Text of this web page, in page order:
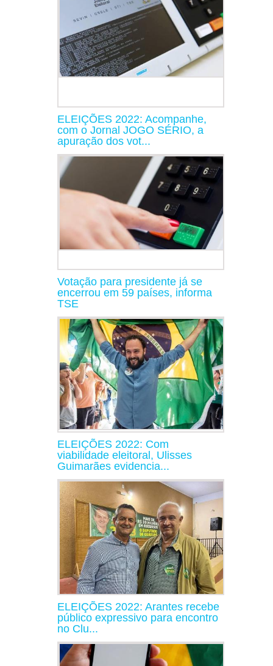
ELEIÇÕES 2022: Acompanhe,
com o Jornal JOGO SÉRIO, a
apuração dos vot...
Votação para presidente já se
encerrou em 59 países, informa
TSE
ELEIÇÕES 2022: Com
viabilidade eleitoral, Ulisses
Guimarães evidencia...
ELEIÇÕES 2022: Arantes recebe
público expressivo para encontro
no Clu...